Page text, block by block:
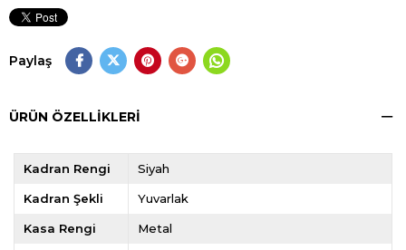
Paylaş
ÜRÜN ÖZELLIKLERI
Kadran Rengi Siyah
Kadran Şekli Yuvarlak
Kasa Rengi Metal